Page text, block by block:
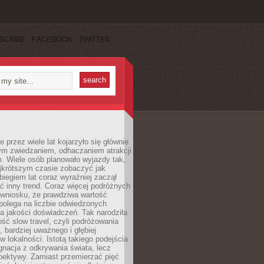
FACEBOOK TWITTER
przez wiele lat kojarzyło się głównie
zwiedzaniem, odhaczaniem atrakcji
Wiele osób planowało wyjazdy tak,
czasie zobaczyć jak
lat coraz wyraźniej zaczął
inny trend. Coraz więcej podróżnych
że prawdziwa wartość
na liczbie odwiedzonych
jakości doświadczeń. Tak narodziła
slow travel, czyli podróżowania
bardziej uważnego i głębiej
lokalności. Istotą takiego podejścia
z odkrywania świata, lecz
Zamiast przemierzać pięć